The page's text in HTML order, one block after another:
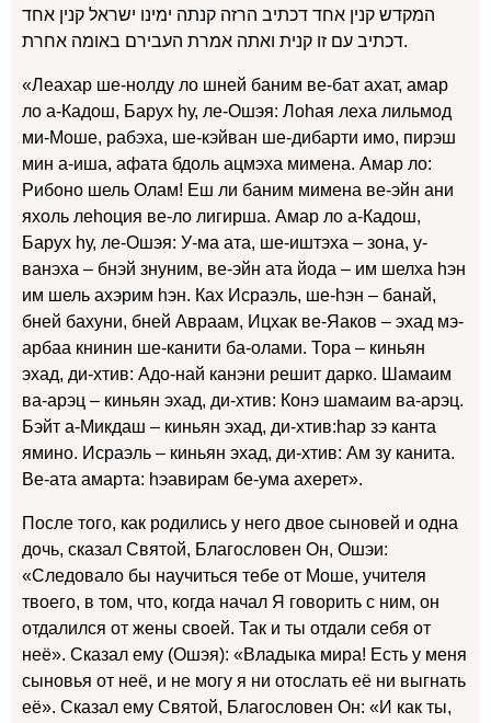
המקדש קנין אחד דכתיב הרזה קנתה ימינו ישראל קנין אחד
דכתיב עם זו קנית ואתה אמרת העבירם באומה אחרת.
«Леахар ше-нолду ло шней баним ве-бат ахат, амар
ло а-Кадош, Барух hу, ле-Ошэя: Лоhая леха лильмод
ми-Моше, рабэха, ше-кэйван ше-дибарти имо, пирэш
мин а-иша, афата бдоль ацмэха мимена. Амар ло:
Рибоно шель Олам! Еш ли баним мимена ве-эйн ани
яхоль леhоция ве-ло лигирша. Амар ло а-Кадош,
Барух hу, ле-Ошэя: У-ма ата, ше-иштэха – зона, у-
ванэха – бнэй знуним, ве-эйн ата йода – им шелха hэн
им шель ахэрим hэн. Ках Исраэль, ше-hэн – банай,
бней бахуни, бней Авраам, Ицхак ве-Яаков – эхад мэ-
арбаа книнин ше-канити ба-олами. Тора – киньян
эхад, ди-хтив: Адо-най канэни решит дарко. Шамаим
ва-арэц – киньян эхад, ди-хтив: Конэ шамаим ва-арэц.
Бэйт а-Микдаш – киньян эхад, ди-хтив:hар зэ канта
ямино. Исраэль – киньян эхад, ди-хтив: Ам зу канита.
Ве-ата амарта: hэавирам бе-ума ахерет».
После того, как родились у него двое сыновей и одна
дочь, сказал Святой, Благословен Он, Ошэи:
«Следовало бы научиться тебе от Моше, учителя
твоего, в том, что, когда начал Я говорить с ним, он
отдалился от жены своей. Так и ты отдали себя от
неё». Сказал ему (Ошэя): «Владыка мира! Есть у меня
сыновья от неё, и не могу я ни отослать её ни выгнать
её». Сказал ему Святой, Благословен Он: «И как ты,